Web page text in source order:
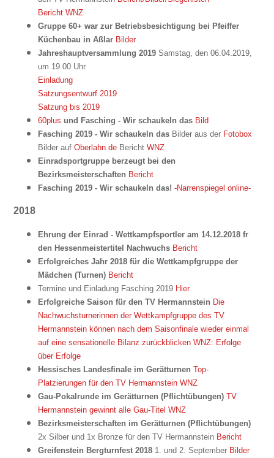
Bericht WNZ
Gruppe 60+ war zur Betriebsbesichtigung bei Pfeiffer
Küchenbau in Aßlar Bilder
Jahreshauptversammlung 2019 Samstag, den 06.04.2019,
um 19.00 Uhr
Einladung
Satzungsentwurf 2019
Satzung bis 2019
60plus und Fasching - Wir schaukeln das Bild
Fasching 2019 - Wir schaukeln das Bilder aus der Fotobox
Bilder auf Oberlahn.de Bericht WNZ
Einradsportgruppe berzeugt bei den
Bezirksmeisterschaften Bericht
Fasching 2019 - Wir schaukeln das! -Narrenspiegel online-
2018
Ehrung der Einrad - Wettkampfsportler am 14.12.2018 fr
den Hessenmeistertitel Nachwuchs Bericht
Erfolgreiches Jahr 2018 für die Wettkampfgruppe der
Mädchen (Turnen) Bericht
Termine und Einladung Fasching 2019 Hier
Erfolgreiche Saison für den TV Hermannstein Die
Nachwuchsturnerinnen der Wettkampfgruppe des TV
Hermannstein können nach dem Saisonfinale wieder einmal
auf eine sensationelle Bilanz zurückblicken WNZ: Erfolge
über Erfolge
Hessisches Landesfinale im Gerätturnen Top-
Platzierungen für den TV Hermannstein WNZ
Gau-Pokalrunde im Gerätturnen (Pflichtübungen) TV
Hermannstein gewinnt alle Gau-Titel WNZ
Bezirksmeisterschaften im Gerätturnen (Pflichtübungen)
2x Silber und 1x Bronze für den TV Hermannstein Bericht
Greifenstein Bergturnfest 2018 1. und 2. September Bilder